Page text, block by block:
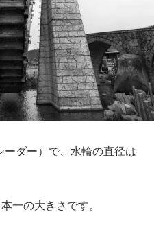
ダー）で、水輪の直径は
一の大きさです。